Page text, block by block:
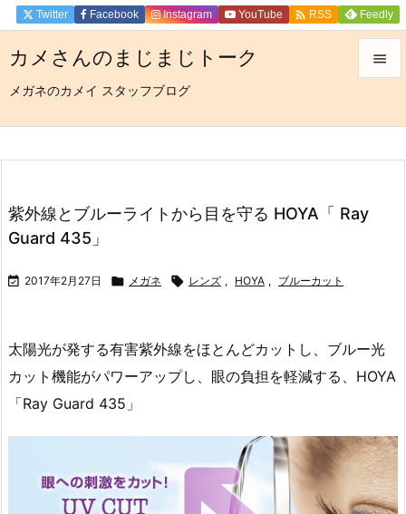
カメさんのまじまじトーク
メガネのカメイ スタッフブログ

サイド
Twitter Facebook Instagram YouTube  RSS Feedly
紫外線とブルーライトから目を守る HOYA「 Ray
Guard 435」
 2017年2月27日  メガネ  レンズ , HOYA , ブルーカット
太陽光が発する有害紫外線をほとんどカットし、ブルー光
カット機能がパワーアップし、眼の負担を軽減する、HOYA
「Ray Guard 435」